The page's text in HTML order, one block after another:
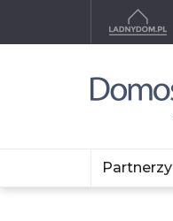
Partnerzy